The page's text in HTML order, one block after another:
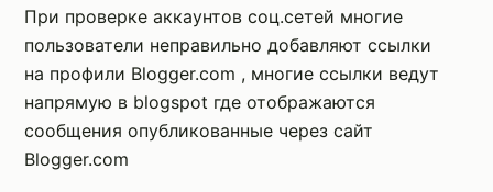
При проверке аккаунтов соц.сетей многие
пользователи неправильно добавляют ссылки
на профили Blogger.com , многие ссылки ведут
напрямую в blogspot где отображаются
сообщения опубликованные через сайт
Blogger.com